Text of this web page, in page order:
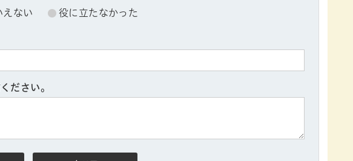
えない 役に立たなかった
ださい。